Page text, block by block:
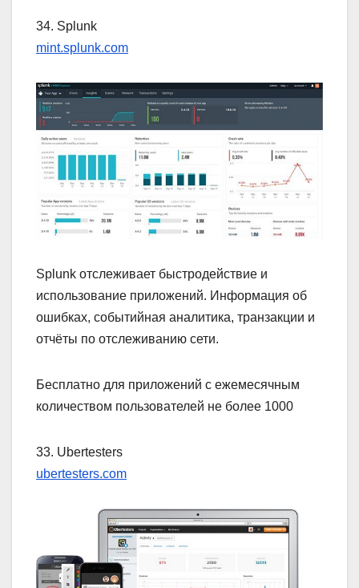
34. Splunk
mint.splunk.com
Splunk отслеживает быстродействие и
использование приложений. Информация об
ошибках, событийная аналитика, транзакции и
отчёты по отслеживанию сети.
Бесплатно для приложений с ежемесячным
количеством пользователей не более 1000
33. Ubertesters
ubertesters.com